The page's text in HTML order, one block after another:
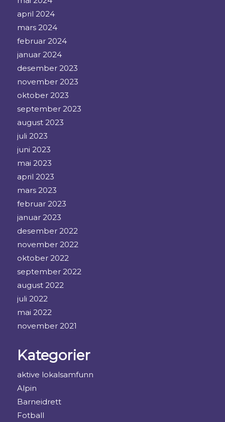
april 2024
mars 2024
februar 2024
januar 2024
desember 2023
november 2023
oktober 2023
september 2023
august 2023
juli 2023
juni 2023
mai 2023
april 2023
mars 2023
februar 2023
januar 2023
desember 2022
november 2022
oktober 2022
september 2022
august 2022
juli 2022
mai 2022
november 2021
Kategorier
aktive lokalsamfunn
Alpin
Barneidrett
Fotball